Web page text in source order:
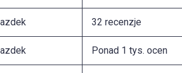
32 recenzje
Ponad 1 tys. ocen